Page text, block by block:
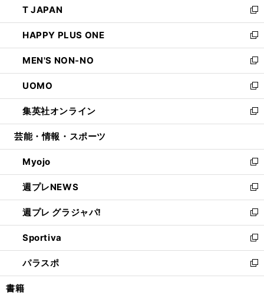
く
で
開
く
ド
ウ
で
開
く
ィ
ン
ド
ウ
で
開
く
い
ウ
ィ
ン
ド
ウ
で
開
く
T JAPAN
新
し
い
ウ
ィ
ン
ド
ウ
で
開
HAPPY PLUS ONE
新
し
い
ウ
ィ
ン
ド
ウ
開
く
MEN'S NON-NO
新
し
い
ウ
ィ
ン
ウ
で
開
く
UOMO
新
し
い
ウ
ン
ド
ウ
で
開
く
集英社オンライン
新
し
ウ
ィ
ン
ド
ウ
で
開
く
芸能・情報・スポーツ
Myojo
新
し
い
ウ
ィ
ン
ド
ウ
で
開
週プレNEWS
新
し
い
ウ
ィ
ン
ド
ウ
週プレ グラジャパ!
新
し
い
ウ
ィ
ン
Sportiva
新
し
い
ウ
パラスポ
新
し
書籍